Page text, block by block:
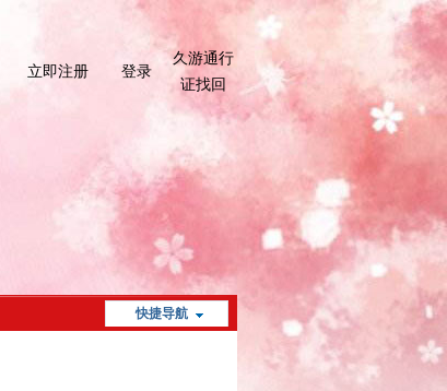
立即注册 登录
久游通行
证找回
快捷导航